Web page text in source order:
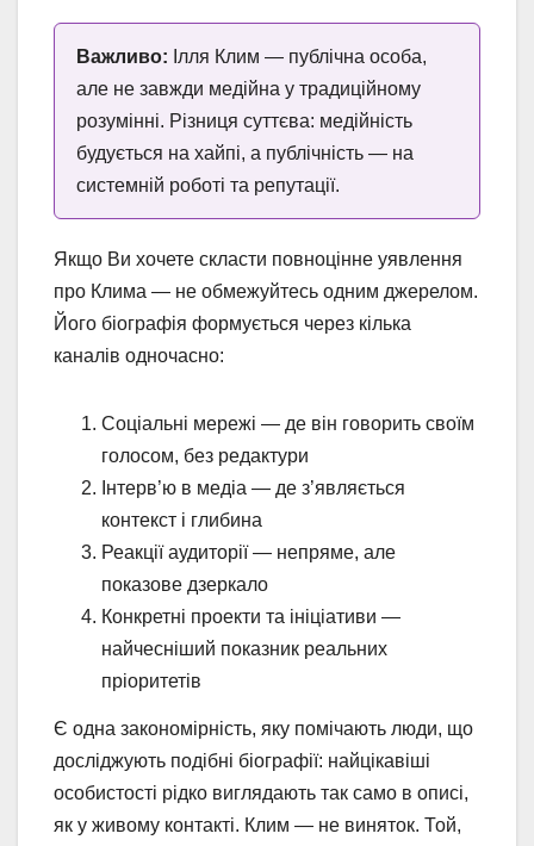
Важливо: Ілля Клим — публічна особа,
але не завжди медійна у традиційному
розумінні. Різниця суттєва: медійність
будується на хайпі, а публічність — на
системній роботі та репутації.
Якщо Ви хочете скласти повноцінне уявлення
про Клима — не обмежуйтесь одним джерелом.
Його біографія формується через кілька
каналів одночасно:
Соціальні мережі — де він говорить своїм
голосом, без редактури
Інтерв’ю в медіа — де з’являється
контекст і глибина
Реакції аудиторії — непряме, але
показове дзеркало
Конкретні проекти та ініціативи —
найчесніший показник реальних
пріоритетів
Є одна закономірність, яку помічають люди, що
досліджують подібні біографії: найцікавіші
особистості рідко виглядають так само в описі,
як у живому контакті. Клим — не виняток. Той,